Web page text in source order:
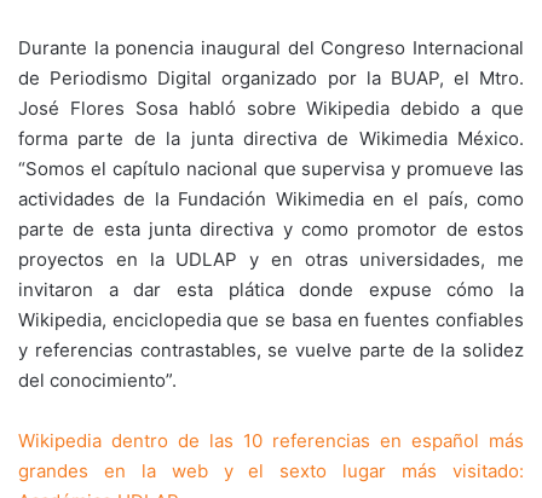
Durante la ponencia inaugural del Congreso Internacional
de Periodismo Digital organizado por la BUAP, el Mtro.
José Flores Sosa habló sobre Wikipedia debido a que
forma parte de la junta directiva de Wikimedia México.
“Somos el capítulo nacional que supervisa y promueve las
actividades de la Fundación Wikimedia en el país, como
parte de esta junta directiva y como promotor de estos
proyectos en la UDLAP y en otras universidades, me
invitaron a dar esta plática donde expuse cómo la
Wikipedia, enciclopedia que se basa en fuentes confiables
y referencias contrastables, se vuelve parte de la solidez
del conocimiento”.
Wikipedia dentro de las 10 referencias en español más
grandes en la web y el sexto lugar más visitado: